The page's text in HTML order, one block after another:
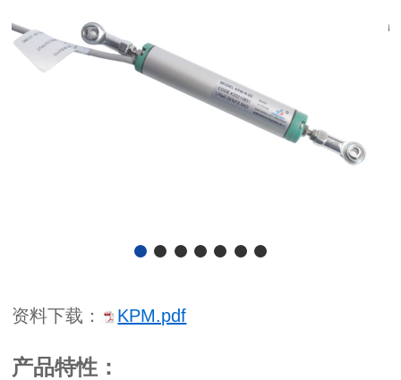
资料下载： KPM.pdf
产品特性：